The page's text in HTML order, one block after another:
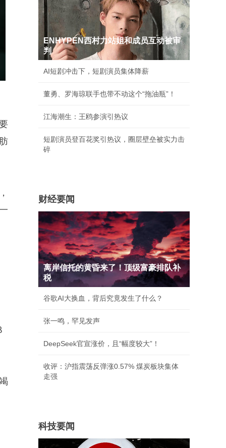
ENHYPEN西村力站姐和成员互动被审
判
AI短剧冲击下，短剧演员集体降薪
董勇、罗海琼联手也带不动这个“拖油瓶”！
江海潮生：王鸥参演引热议
短剧演员登百花奖引热议，圈层壁垒被实力击
碎
财经要闻
离岸信托的黄昏来了！顶级富豪排队补
税
谷歌AI大换血，背后究竟发生了什么？
张一鸣，罕见发声
DeepSeek官宣涨价，且“幅度较大”！
收评：沪指震荡反弹涨0.57% 煤炭板块集体
走强
科技要闻